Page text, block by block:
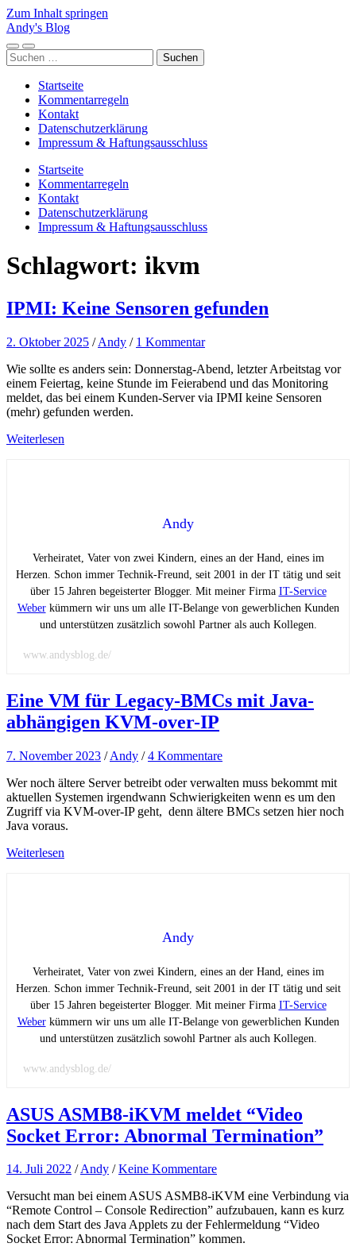
Zum Inhalt springen
Andy's Blog
Mobile-
Menü
Suchfeld
ein-/ausblenden
Suchen
nach:
Startseite
Kommentarregeln
Kontakt
Datenschutzerklärung
Impressum & Haftungsausschluss
Startseite
Kommentarregeln
Kontakt
Datenschutzerklärung
Impressum & Haftungsausschluss
Schlagwort: ikvm
IPMI: Keine Sensoren gefunden
2. Oktober 2025 /Andy / 1 Kommentar
Wie sollte es anders sein: Donnerstag-Abend, letzter Arbeitstag vor
einem Feiertag, keine Stunde im Feierabend und das Monitoring
meldet, das bei einem Kunden-Server via IPMI keine Sensoren
(mehr) gefunden werden.
Weiterlesen
Andy
Verheiratet, Vater von zwei Kindern, eines an der Hand, eines im
Herzen. Schon immer Technik-Freund, seit 2001 in der IT tätig und seit
über 15 Jahren begeisterter Blogger. Mit meiner Firma IT-Service
Weberkümmern wir uns um alle IT-Belange von gewerblichen Kunden
und unterstützen zusätzlich sowohl Partner als auch Kollegen.
www.andysblog.de/
Eine VM für Legacy-BMCs mit Java-
abhängigen KVM-over-IP
7. November 2023 /Andy /4 Kommentare
Wer noch ältere Server betreibt oder verwalten muss bekommt mit
aktuellen Systemen irgendwann Schwierigkeiten wenn es um den
Zugriff via KVM-over-IP geht, denn ältere BMCs setzen hier noch
Java voraus.
Weiterlesen
Andy
Verheiratet, Vater von zwei Kindern, eines an der Hand, eines im
Herzen. Schon immer Technik-Freund, seit 2001 in der IT tätig und seit
über 15 Jahren begeisterter Blogger. Mit meiner Firma IT-Service
Weberkümmern wir uns um alle IT-Belange von gewerblichen Kunden
und unterstützen zusätzlich sowohl Partner als auch Kollegen.
www.andysblog.de/
ASUS ASMB8-iKVM meldet “Video
Socket Error: Abnormal Termination”
14. Juli 2022 /Andy /Keine Kommentare
Versucht man bei einem ASUS ASMB8-iKVM eine Verbindung via
“Remote Control – Console Redirection” aufzubauen, kann es kurz
nach dem Start des Java Applets zu der Fehlermeldung “Video
Socket Error: Abnormal Termination” kommen.